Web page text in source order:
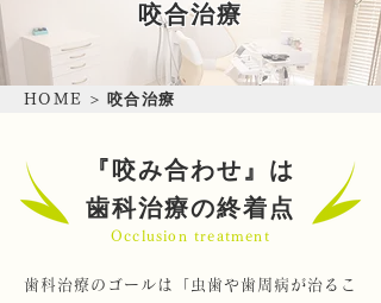
咬合治療
HOME > 咬合治療
『咬み合わせ』は
歯科治療の終着点
Occlusion treatment
歯科治療のゴールは「虫歯や歯周病が治るこ